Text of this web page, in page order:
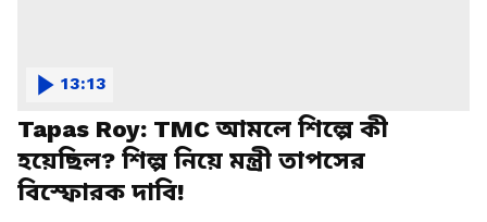
Tapas Roy: TMC আমলে শিল্পে কী
হয়েছিল? শিল্প নিয়ে মন্ত্রী তাপসের
বিস্ফোরক দাবি!
13:13